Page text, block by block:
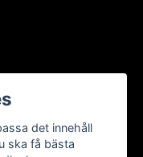
det innehåll
ska få bästa